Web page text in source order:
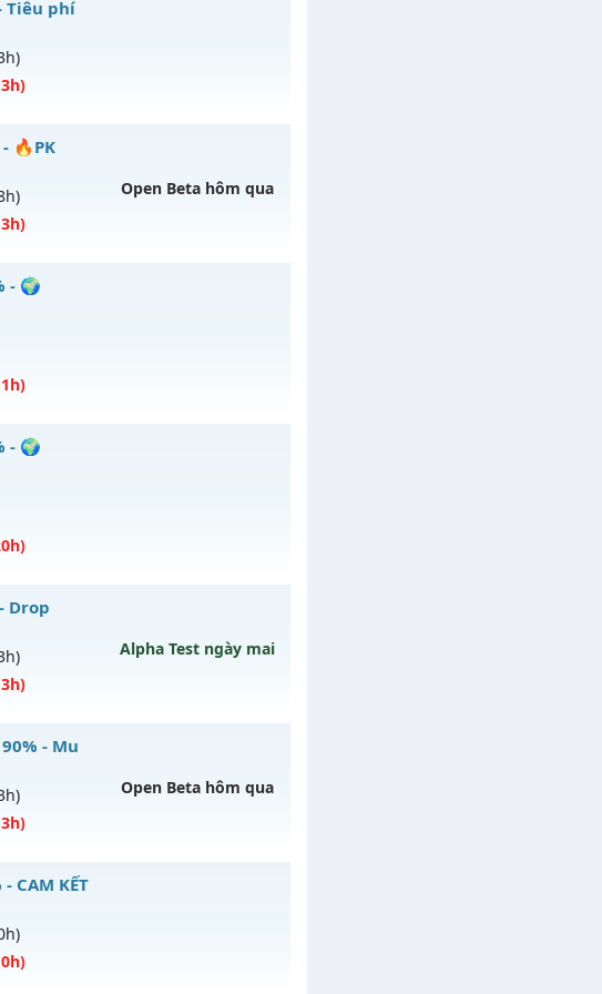
Tiêu phí
13h ngày 04/08/2626
🔥PK
Open Beta hôm qua
tận🔥
- 🌍
muhoalong
- 🌍
muhoalong vào 20h
Drop
Alpha Test ngày mai
vào 13h ngày 10/08/2626
- Mu
Open Beta hôm qua
Đồ Mới
- CAM KẾT